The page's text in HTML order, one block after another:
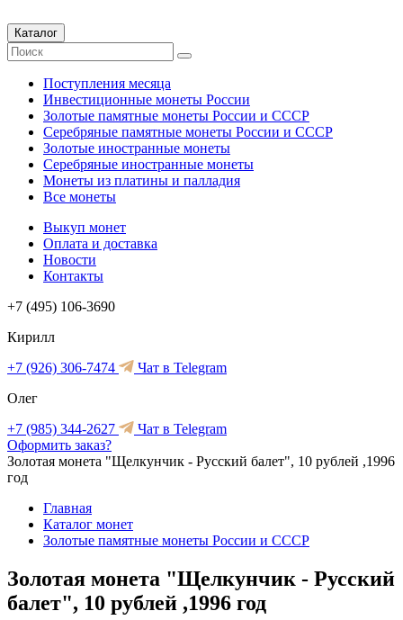
Каталог
Поступления месяца
Инвестиционные монеты России
Золотые памятные монеты России и СССР
Серебряные памятные монеты России и СССР
Золотые иностранные монеты
Серебряные иностранные монеты
Монеты из платины и палладия
Все монеты
Выкуп монет
Оплата и доставка
Новости
Контакты
+7 (495) 106-3690
Кирилл
+7 (926) 306-7474
Чат в Telegram
Олег
+7 (985) 344-2627
Чат в Telegram
Оформить заказ?
Золотая монета "Щелкунчик - Русский балет", 10 рублей ,1996
год
Главная
Каталог монет
Золотые памятные монеты России и СССР
Золотая монета "Щелкунчик - Русский
балет", 10 рублей ,1996 год